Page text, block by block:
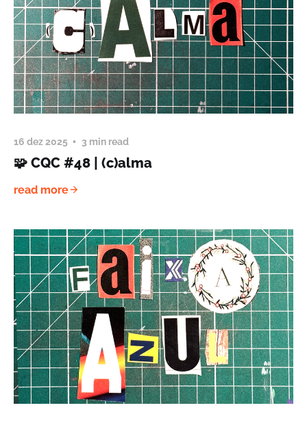
16 dez 2025 3 min read
🧩 CQC #48 | (c)alma
read more